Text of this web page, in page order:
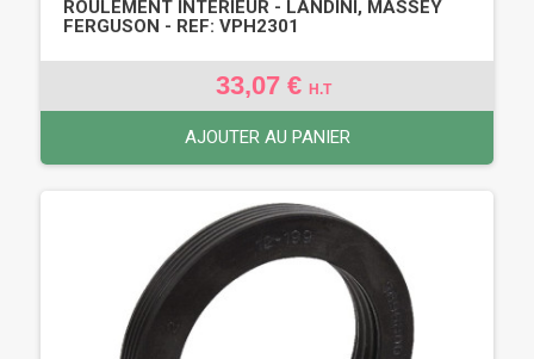
ROULEMENT INTERIEUR - LANDINI, MASSEY
FERGUSON - REF: VPH2301
33,07 € H.T
AJOUTER AU PANIER